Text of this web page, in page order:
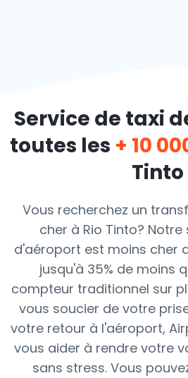
Service de taxi
toutes les + 10
Tinto
Vous recherchez un
cher à Rio Tinto?
d'aéroport est moins cher
jusqu'à 35% de moins
compteur traditionnel sur
vous soucier de votre
votre retour à l'aéroport,
vous aider à rendre votre
sans stress. Vous